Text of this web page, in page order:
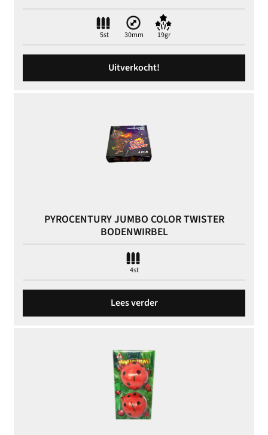
5st 30mm 19gr
Uitverkocht!
PYROCENTURY JUMBO COLOR TWISTER
BODENWIRBEL
4st
Lees verder